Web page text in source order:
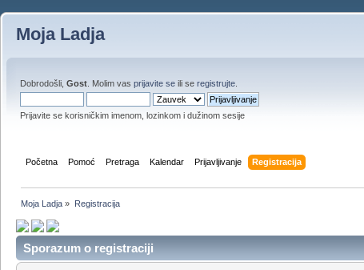
Moja Ladja
Dobrodošli, Gost . Molim vas prijavite se ili se registrujte
Prijavite se korisničkim imenom, lozinkom i dužinom sesije
Početna Pomoć Pretraga Kalendar Prijavljivanje Registracija
Moja Ladja » Registracija
Sporazum o registraciji